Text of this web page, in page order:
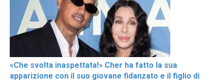
«Che svolta inaspettata!» Cher ha fatto la sua
apparizione con il suo giovane fidanzato e il figlio di